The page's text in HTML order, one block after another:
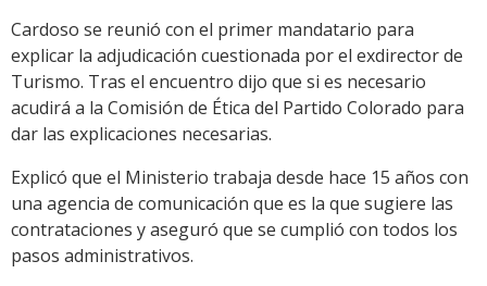
Cardoso se reunió con el primer mandatario para
explicar la adjudicación cuestionada por el exdirector de
Turismo. Tras el encuentro dijo que si es necesario
acudirá a la Comisión de Ética del Partido Colorado para
dar las explicaciones necesarias.
Explicó que el Ministerio trabaja desde hace 15 años con
una agencia de comunicación que es la que sugiere las
contrataciones y aseguró que se cumplió con todos los
pasos administrativos.